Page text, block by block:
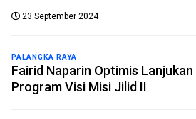
23 September 2024
PALANGKA RAYA
Fairid Naparin Optimis Lanjukan
Program Visi Misi Jilid II